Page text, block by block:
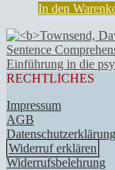
In den
Sentence
Einführung in die
RECHTLICHES
Impressum
AGB
Datenschutzerklärung
Widerruf erklären
Widerrufsbelehrung